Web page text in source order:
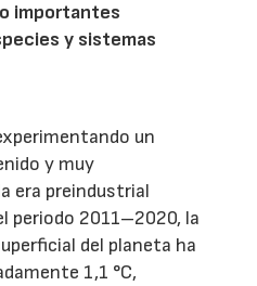
importantes
y sistemas
un
y muy
era preindustrial
periodo 2011–2020, la
del planeta ha
1,1 °C,